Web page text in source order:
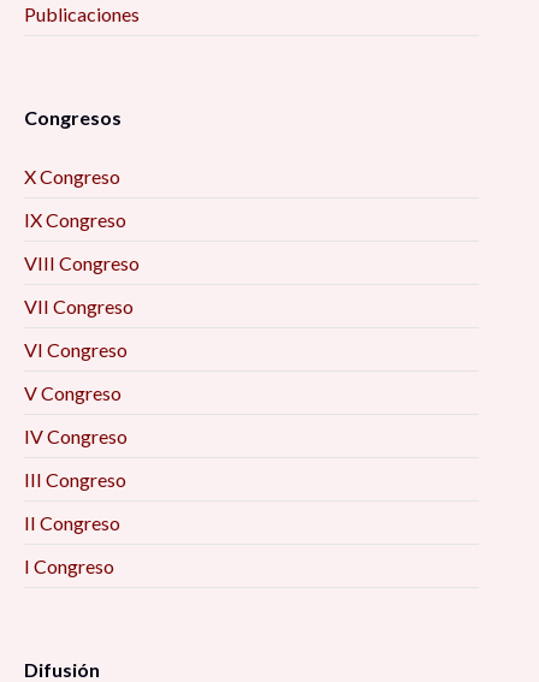
Publicaciones
Congresos
X Congreso
IX Congreso
VIII Congreso
VII Congreso
VI Congreso
V Congreso
IV Congreso
III Congreso
II Congreso
I Congreso
Difusión